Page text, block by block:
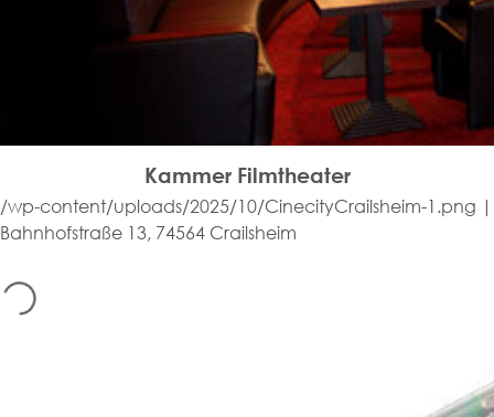
Kammer Filmtheater
/wp-content/uploads/2025/10/CinecityCrailsheim-1.png |
Bahnhofstraße 13, 74564 Crailsheim